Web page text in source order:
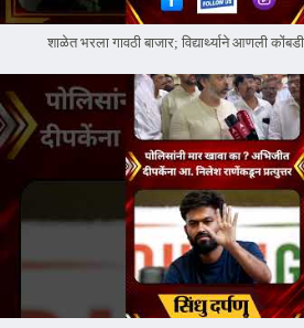
शाळेत भरला गावठी बाजार; विद्यार्थ्याने आणली